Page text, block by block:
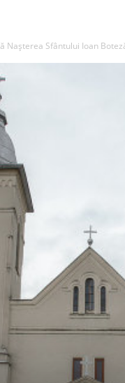
Nașterea Sfântului Ioan